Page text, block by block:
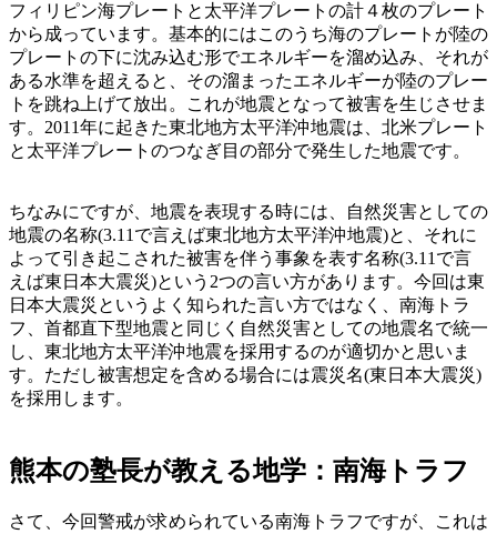
フィリピン海プレートと太平洋プレートの計４枚のプレート
から成っています。基本的にはこのうち海のプレートが陸の
プレートの下に沈み込む形でエネルギーを溜め込み、それが
ある水準を超えると、その溜まったエネルギーが陸のプレー
トを跳ね上げて放出。これが地震となって被害を生じさせま
す。2011年に起きた東北地方太平洋沖地震は、北米プレート
と太平洋プレートのつなぎ目の部分で発生した地震です。
ちなみにですが、地震を表現する時には、自然災害としての
地震の名称(3.11で言えば東北地方太平洋沖地震)と、それに
よって引き起こされた被害を伴う事象を表す名称(3.11で言
えば東日本大震災)という2つの言い方があります。今回は東
日本大震災というよく知られた言い方ではなく、南海トラ
フ、首都直下型地震と同じく自然災害としての地震名で統一
し、東北地方太平洋沖地震を採用するのが適切かと思いま
す。ただし被害想定を含める場合には震災名(東日本大震災)
を採用します。
熊本の塾長が教える地学：南海トラフ
さて、今回警戒が求められている南海トラフですが、これは